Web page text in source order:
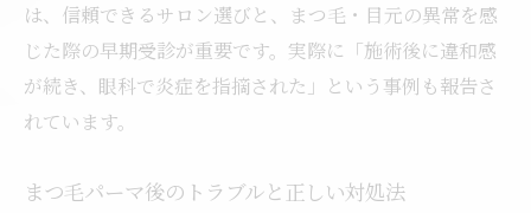
は、信頼できるサロン選びと、まつ毛・目元の異常を感
じた際の早期受診が重要です。実際に「施術後に違和感
が続き、眼科で炎症を指摘された」という事例も報告さ
れています。
まつ毛パーマ後のトラブルと正しい対処法